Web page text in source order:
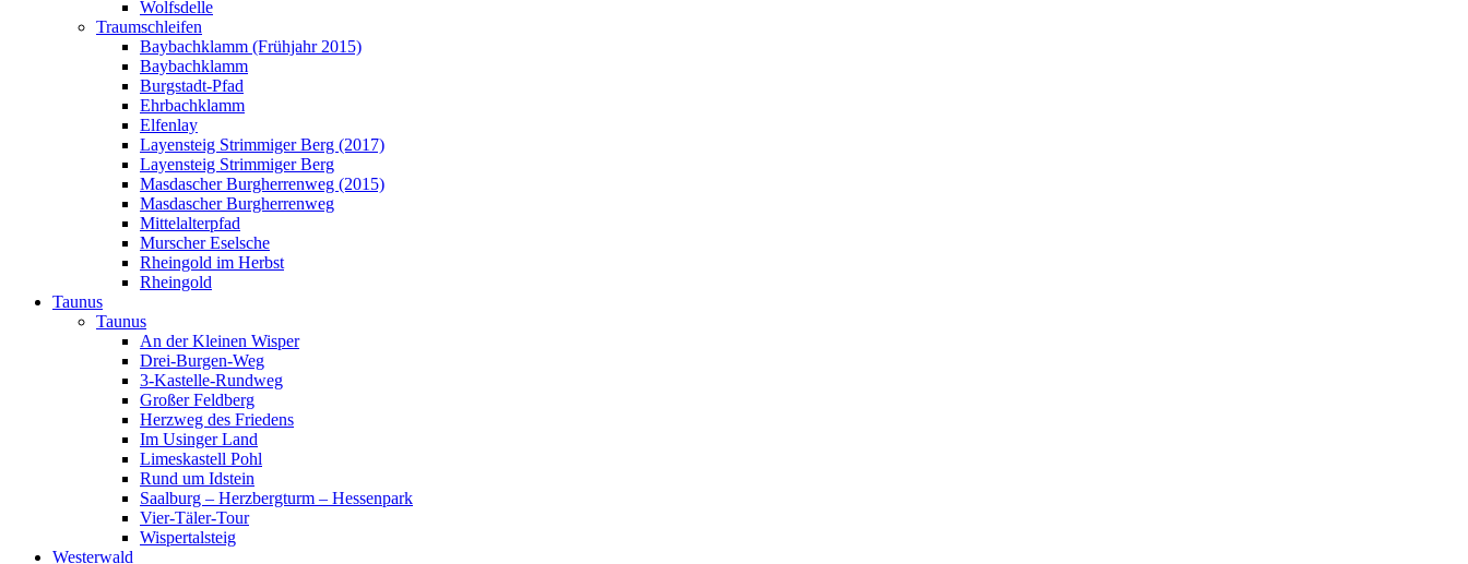
Wolfsdelle
Traumschleifen
Baybachklamm (Frühjahr 2015)
Baybachklamm
Burgstadt-Pfad
Ehrbachklamm
Elfenlay
Layensteig Strimmiger Berg (2017)
Layensteig Strimmiger Berg
Masdascher Burgherrenweg (2015)
Masdascher Burgherrenweg
Mittelalterpfad
Murscher Eselsche
Rheingold im Herbst
Rheingold
Taunus
Taunus
An der Kleinen Wisper
Drei-Burgen-Weg
3-Kastelle-Rundweg
Großer Feldberg
Herzweg des Friedens
Im Usinger Land
Limeskastell Pohl
Rund um Idstein
Saalburg – Herzbergturm – Hessenpark
Vier-Täler-Tour
Wispertalsteig
Westerwald